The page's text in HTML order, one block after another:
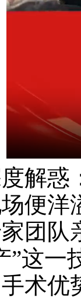
惑
洋
团队
”这
术优